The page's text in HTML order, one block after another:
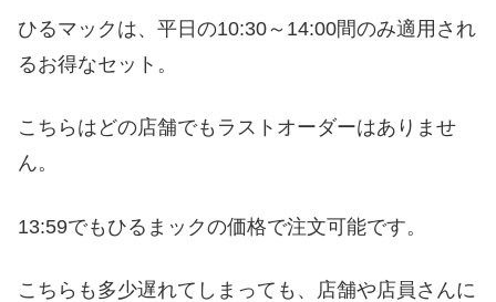
ひるマックは、平日の10:30～14:00間のみ適用され
るお得なセット。
こちらはどの店舗でもラストオーダーはありませ
ん。
13:59でもひるまックの価格で注文可能です。
こちらも多少遅れてしまっても、店舗や店員さんに